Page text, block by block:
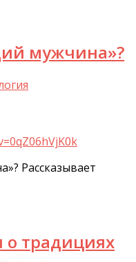
мужчина»?
Рассказывает
о традициях